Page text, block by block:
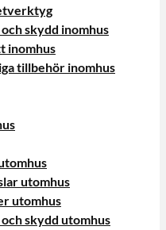
skydd inomhus
inomhus
tillbehör inomhus
utomhus
utomhus
och skydd utomhus